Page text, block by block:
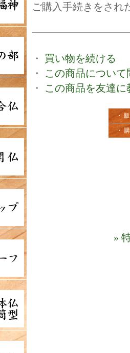
ご購入手続きをされ
・ 買い物を続ける
・ この商品につい
・ この商品を友達に
・
・
»